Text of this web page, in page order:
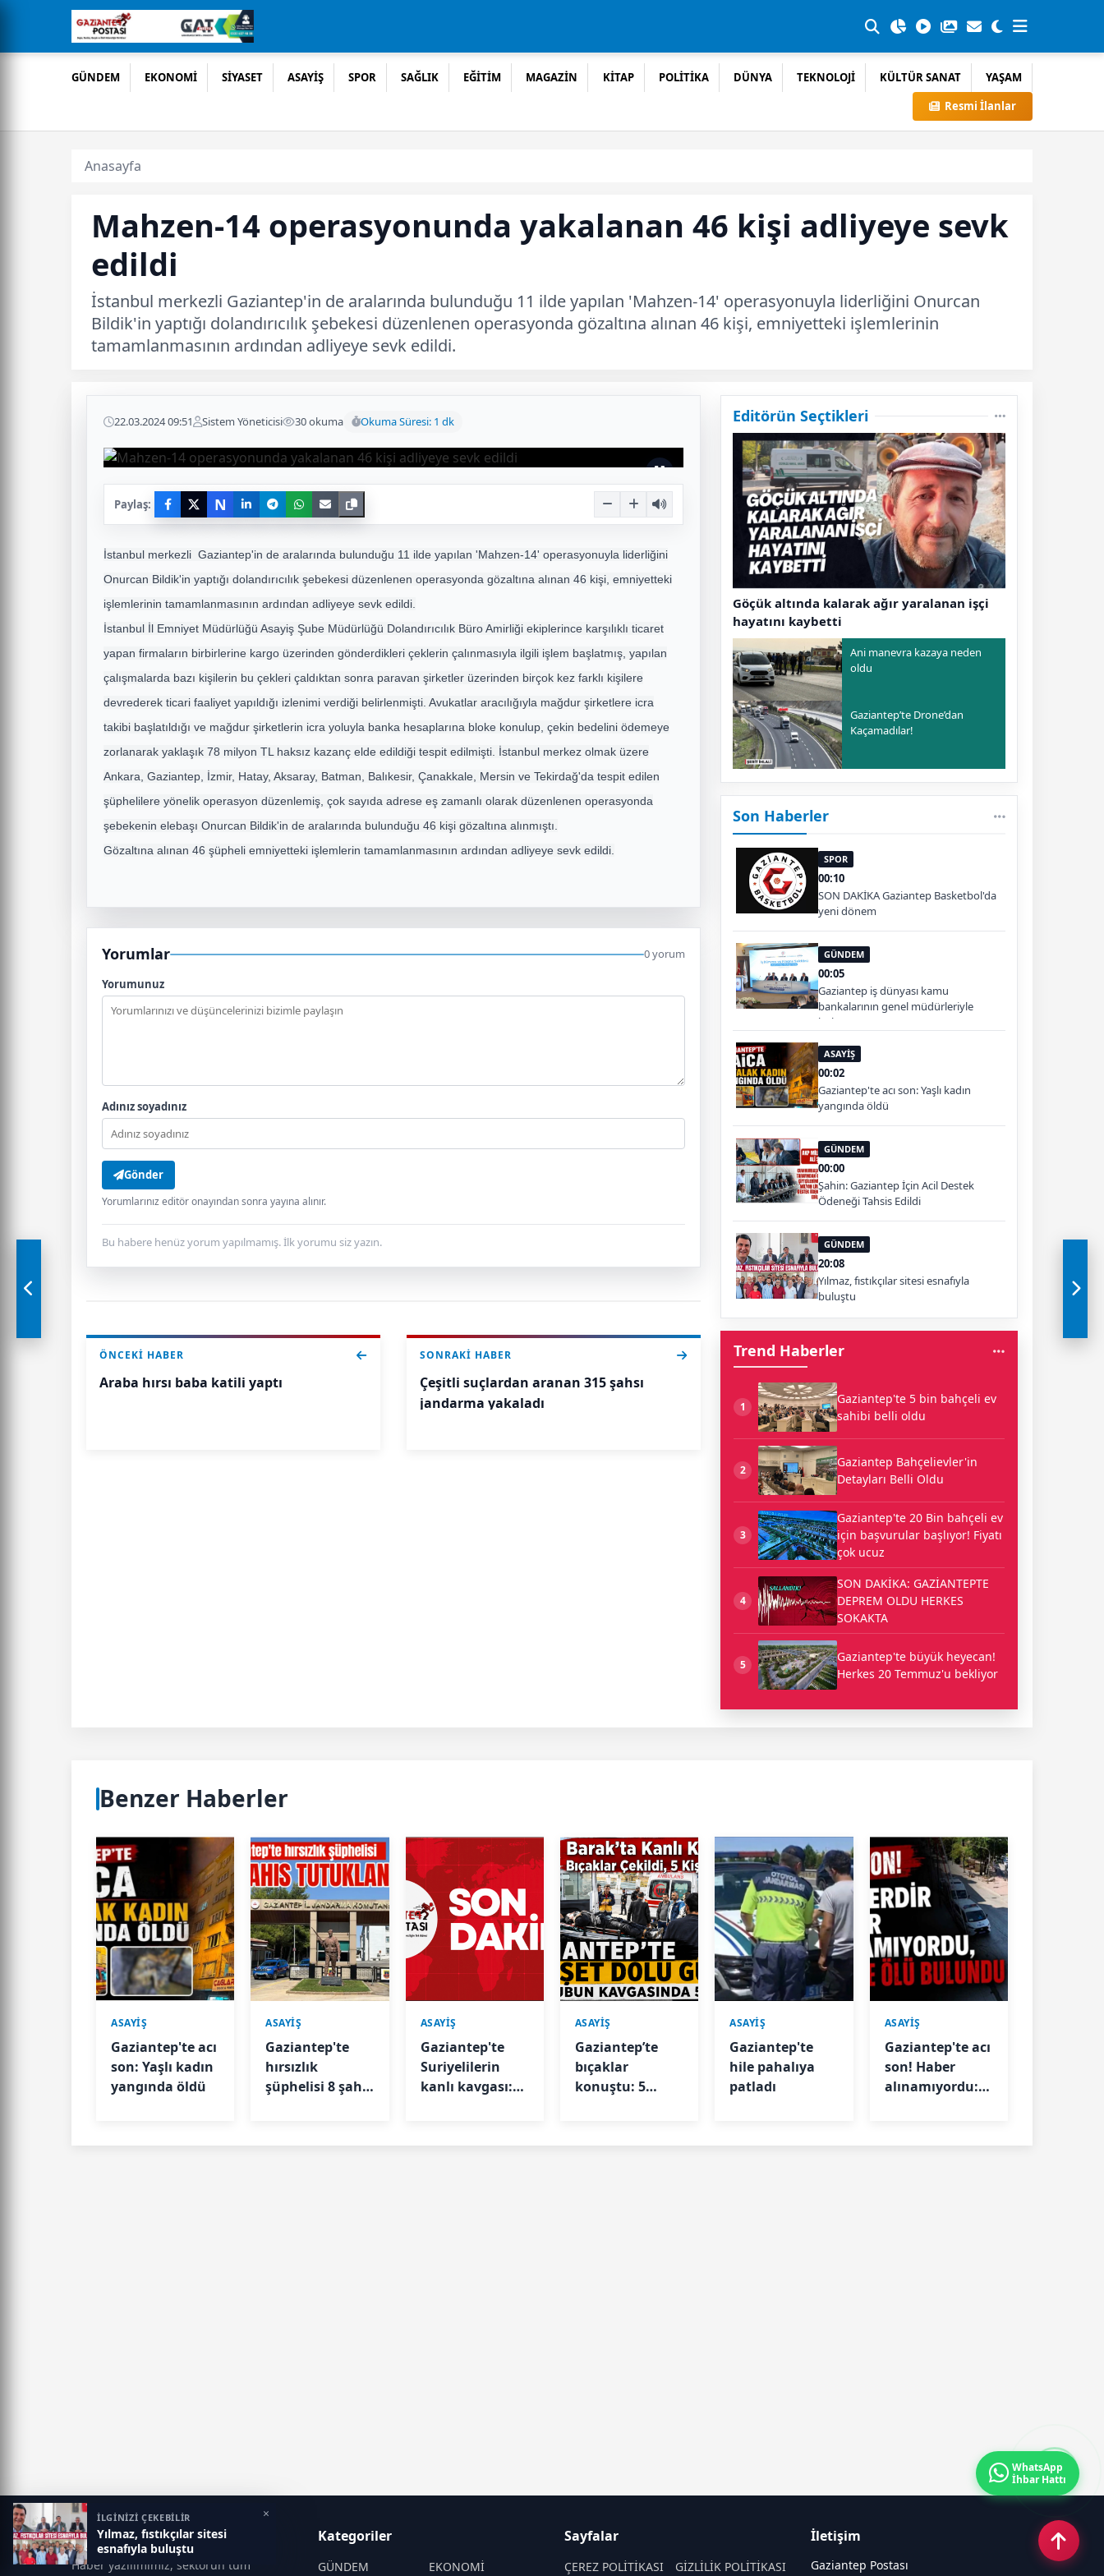
GÜNDEM EKONOMİ SİYASET ASAYİŞ SPOR SAĞLIK EĞİTİM MAGAZİN KİTAP POLİTİKA DÜNYA TEKNOLOJİ KÜLTÜR SANAT
YAŞAM
Resmi İlanlar
Anasayfa
Mahzen-14 operasyonunda yakalanan 46 kişi adliyeye sevk
edildi
İstanbul merkezli Gaziantep'in de aralarında bulunduğu 11 ilde yapılan 'Mahzen-14' operasyonuyla liderliğini Onurcan
Bildik'in yaptığı dolandırıcılık şebekesi düzenlenen operasyonda gözaltına alınan 46 kişi, emniyetteki işlemlerinin
tamamlanmasının ardından adliyeye sevk edildi.
22.03.2024 09:51 Sistem Yöneticisi 30 okuma Okuma Süresi: 1 dk
Paylaş: N
İstanbul merkezli Gaziantep'in de aralarında bulunduğu 11 ilde yapılan 'Mahzen-14' operasyonuyla liderliğini
Onurcan Bildik'in yaptığı dolandırıcılık şebekesi düzenlenen operasyonda gözaltına alınan 46 kişi, emniyetteki
işlemlerinin tamamlanmasının ardından adliyeye sevk edildi.
İstanbul İl Emniyet Müdürlüğü Asayiş Şube Müdürlüğü Dolandırıcılık Büro Amirliği ekiplerince karşılıklı ticaret
yapan firmaların birbirlerine kargo üzerinden gönderdikleri çeklerin çalınmasıyla ilgili işlem başlatmış, yapılan
çalışmalarda bazı kişilerin bu çekleri çaldıktan sonra paravan şirketler üzerinden birçok kez farklı kişilere
devrederek ticari faaliyet yapıldığı izlenimi verdiği belirlenmişti. Avukatlar aracılığıyla mağdur şirketlere icra
takibi başlatıldığı ve mağdur şirketlerin icra yoluyla banka hesaplarına bloke konulup, çekin bedelini ödemeye
zorlanarak yaklaşık 78 milyon TL haksız kazanç elde edildiği tespit edilmişti. İstanbul merkez olmak üzere
Ankara, Gaziantep , İzmir, Hatay, Aksaray, Batman, Balıkesir, Çanakkale, Mersin ve Tekirdağ'da tespit edilen
şüphelilere yönelik operasyon düzenlemiş, çok sayıda adrese eş zamanlı olarak düzenlenen operasyonda
şebekenin elebaşı Onurcan Bildik'in de aralarında bulunduğu 46 kişi gözaltına alınmıştı.
Gözaltına alınan 46 şüpheli emniyetteki işlemlerin tamamlanmasının ardından adliyeye sevk edildi.
Yorumlar 0 yorum
Yorumunuz
Adınız soyadınız
Gönder
Yorumlarınız editör onayından sonra yayına alınır.
Bu habere henüz yorum yapılmamış. İlk yorumu siz yazın.
ÖNCEKI HABER
Araba hırsı baba katili yaptı
SONRAKI HABER
Çeşitli suçlardan aranan 315 şahsı
jandarma yakaladı
Editörün Seçtikleri
Göçük altında kalarak ağır yaralanan işçi
hayatını kaybetti
Ani manevra kazaya neden
oldu
Gaziantep’te Drone’dan
Kaçamadılar!
Son Haberler
SPOR
00:10
SON DAKİKA Gaziantep Basketbol'da
yeni dönem
GÜNDEM
00:05
Gaziantep iş dünyası kamu
bankalarının genel müdürleriyle
buluştu
ASAYİŞ
00:02
Gaziantep'te acı son: Yaşlı kadın
yangında öldü
GÜNDEM
00:00
Şahin: Gaziantep İçin Acil Destek
Ödeneği Tahsis Edildi
GÜNDEM
20:08
Yılmaz, fıstıkçılar sitesi esnafıyla
buluştu
Trend Haberler
1
Gaziantep'te 5 bin bahçeli ev
sahibi belli oldu
2
Gaziantep Bahçelievler'in
Detayları Belli Oldu
3
Gaziantep'te 20 Bin bahçeli ev
için başvurular başlıyor! Fiyatı
çok ucuz
4
SON DAKİKA: GAZİANTEPTE
DEPREM OLDU HERKES
SOKAKTA
5
Gaziantep'te büyük heyecan!
Herkes 20 Temmuz'u bekliyor
Benzer Haberler
ASAYİŞ
Gaziantep'te acı
son: Yaşlı kadın
yangında öldü
ASAYİŞ
Gaziantep'te
hırsızlık
şüphelisi 8 şahıs
ASAYİŞ
Gaziantep'te
Suriyelilerin
kanlı kavgası:
ASAYİŞ
Gaziantep’te
bıçaklar
konuştu: 5
ASAYİŞ
Gaziantep'te
hile pahalıya
patladı
ASAYİŞ
Gaziantep'te acı
son! Haber
alınamıyordu:
İLGİNİZİ ÇEKEBİLİR
Yılmaz, fıstıkçılar sitesi
esnafıyla buluştu
×
Gaziantep Postası
Haber yazılımımız, sektörün tüm
Kategoriler
GÜNDEM EKONOMİ
Sayfalar
ÇEREZ POLİTİKASI GİZLİLİK POLİTİKASI
İletişim
Gaziantep Postası
WhatsApp
İhbar Hattı